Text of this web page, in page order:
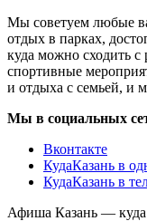
Мы советуем любые
отдых в парках,
куда можно сходить с
спортивные
и отдыха с семьей, и
Мы в социальных
Вконтакте
КудаКазань в
КудаКазань в
Афиша Казань — куда